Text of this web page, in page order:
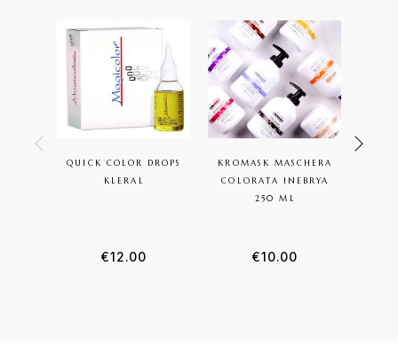
QUICK COLOR DROPS
KLERAL
€12.00
KROMASK MASCHERA
COLORATA INEBRYA
250 ML
€10.00